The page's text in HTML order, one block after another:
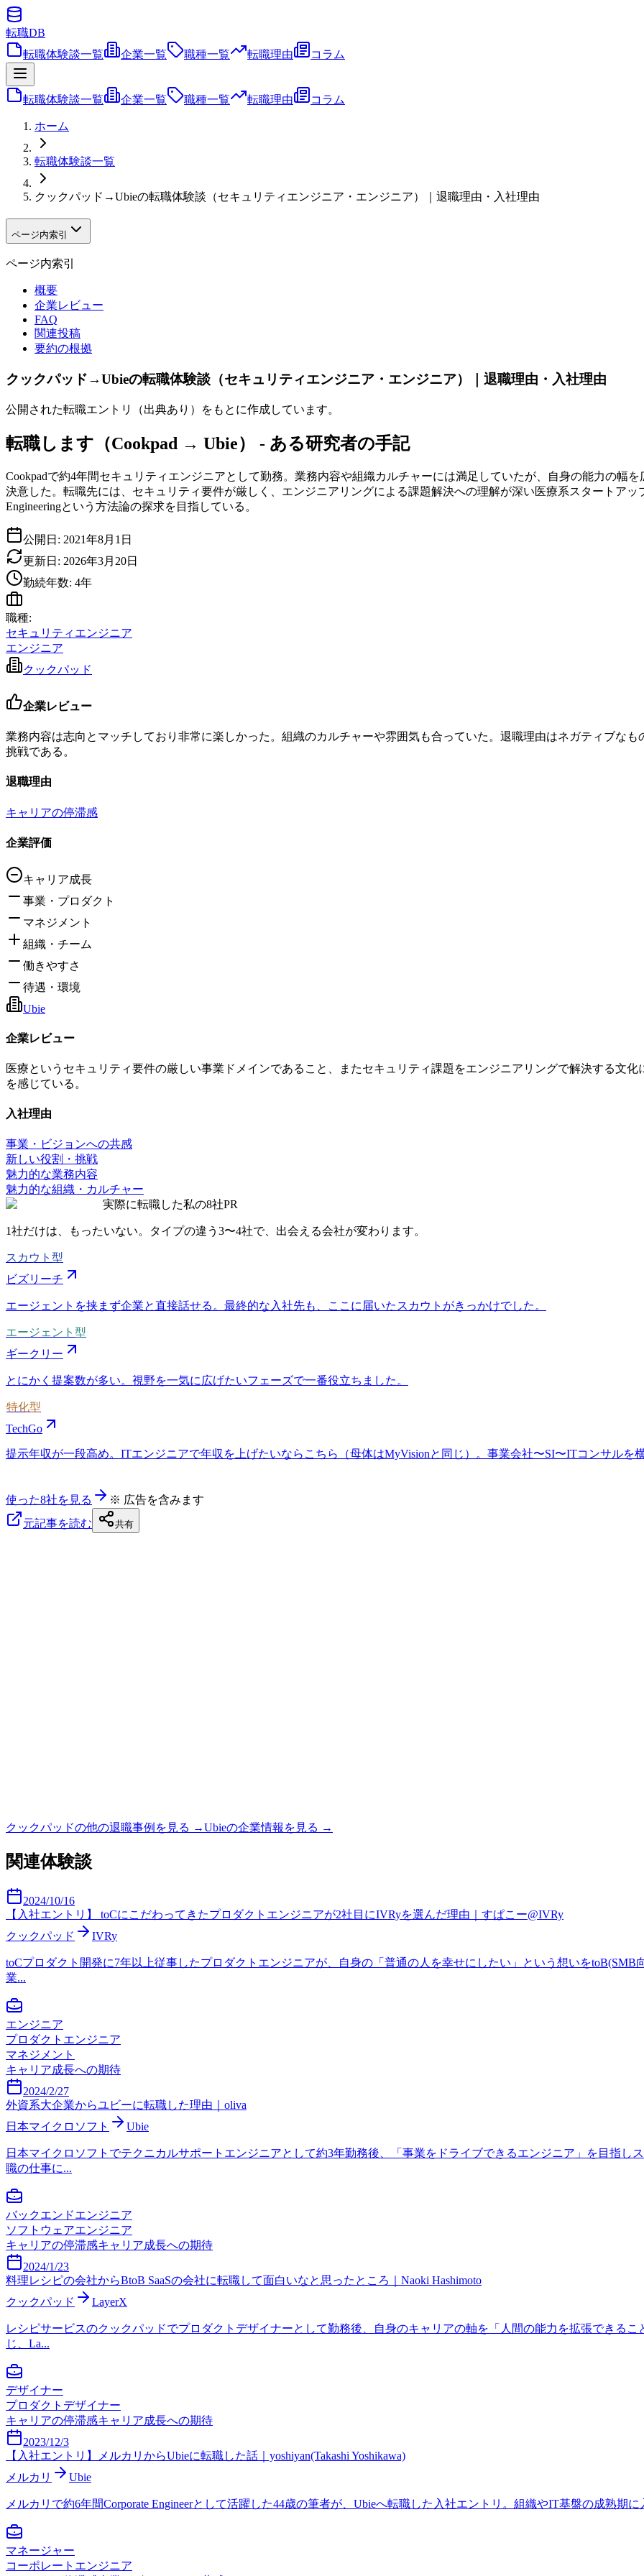
転職DB
転職体験談一覧
企業一覧 職種一覧 転職理由 コラム
転職体験談一覧 企業一覧 職種一覧 転職理由 コラム
ホーム
転職体験談一覧
クックパッド→Ubieの転職体験談（セキュリティエンジニア・エンジニア）｜退職理由・入社理由
ページ内索引
ページ内索引
概要
企業レビュー
FAQ
関連投稿
要約の根拠
クックパッド→Ubieの転職体験談（セキュリティエンジニア・エンジニア）｜退職理由・入社理由
公開された転職エントリ（出典あり）をもとに作成しています。
転職します（Cookpad → Ubie） - ある研究者の手記
Cookpadで約4年間セキュリティエンジニアとして勤務。業務内容や組織カルチャーには満足していたが、自身の能力の幅
決意した。転職先には、セキュリティ要件が厳しく、エンジニアリングによる課題解決への理解が深い医療系スタートアッ
Engineeringという方法論の探求を目指している。
公開日: 2021年8月1日
更新日: 2026年3月20日
勤続年数: 4年
職種:
セキュリティエンジニア
エンジニア
クックパッド
企業レビュー
業務内容は志向とマッチしており非常に楽しかった。組織のカルチャーや雰囲気も合っていた。退職理由はネガティブな
挑戦である。
退職理由
キャリアの停滞感
企業評価
キャリア成長
事業・プロダクト
マネジメント
組織・チーム
働きやすさ
待遇・環境
Ubie
企業レビュー
医療というセキュリティ要件の厳しい事業ドメインであること、またセキュリティ課題をエンジニアリングで解決する文
を感じている。
入社理由
事業・ビジョンへの共感
新しい役割・挑戦
魅力的な業務内容
魅力的な組織・カルチャー
実際に転職した私の8社PR
1社だけは、もったいない。タイプの違う 3〜4社で、出会える会社が変わります。
スカウト型
ビズリーチ
エージェントを挟まず企業と直接話せる。最終的な入社先も、ここに届いたスカウトがきっかけでした。
エージェント型
ギークリー
とにかく提案数が多い。視野を一気に広げたいフェーズで一番役立ちました。
特化型
TechGo
提示年収が一段高め。ITエンジニアで年収を上げたいならこちら（母体はMyVisionと同じ）。事業会社〜SI〜ITコンサルを横
使った8社を見る
※ 広告を含みます
元記事を読む
共有
クックパッドの他の退職事例を見る →Ubieの企業情報を見る →
関連体験談
2024/10/16
【入社エントリ】 toCにこだわってきたプロダクトエンジニアが2社目にIVRyを選んだ理由｜すぱこー@IVRy
クックパッド
IVRy
toCプロダクト開発に7年以上従事したプロダクトエンジニアが、自身の「普通の人を幸せにしたい」という想いを
業...
エンジニア
プロダクトエンジニア
マネジメント
キャリア成長への期待
2024/2/27
外資系大企業からユビーに転職した理由｜oliva
日本マイクロソフト
Ubie
日本マイクロソフトでテクニカルサポートエンジニアとして約3年勤務後、「事業をドライブできるエンジニア」を目指し
職の仕事に...
バックエンドエンジニア
ソフトウェアエンジニア
キャリアの停滞感キャリア成長への期待
2024/1/23
料理レシピの会社からBtoB SaaSの会社に転職して面白いなと思ったところ｜Naoki Hashimoto
クックパッド
LayerX
レシピサービスのクックパッドでプロダクトデザイナーとして勤務後、自身のキャリアの軸を「人間の能力を拡張できる
じ、La...
デザイナー
プロダクトデザイナー
キャリアの停滞感キャリア成長への期待
2023/12/3
【入社エントリ】メルカリからUbieに転職した話｜yoshiyan(Takashi Yoshikawa)
メルカリ
Ubie
メルカリで約6年間Corporate Engineerとして活躍した44歳の筆者が、Ubieへ転職した入社エントリ。組織やIT基盤の成熟期
マネージャー
コーポレートエンジニア